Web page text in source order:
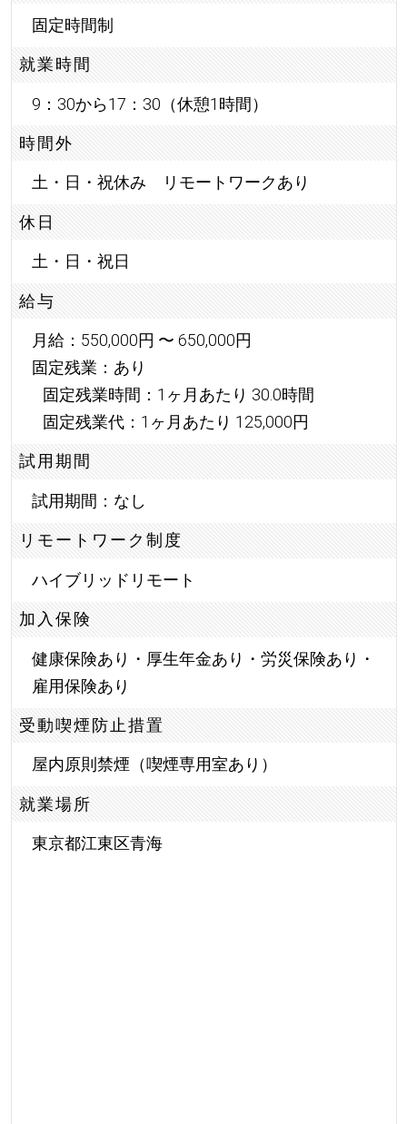
固定時間制
就業時間
9：30から17：30（休憩1時間）
時間外
土・日・祝休み リモートワークあり
休日
土・日・祝日
給与
月給：550,000円 〜 650,000円
固定残業：あり
固定残業時間：1ヶ月あたり 30.0時間
固定残業代：1ヶ月あたり 125,000円
試用期間
試用期間：なし
リモートワーク制度
ハイブリッドリモート
加入保険
健康保険あり・厚生年金あり・労災保険あり・
雇用保険あり
受動喫煙防止措置
屋内原則禁煙（喫煙専用室あり）
就業場所
東京都江東区青海